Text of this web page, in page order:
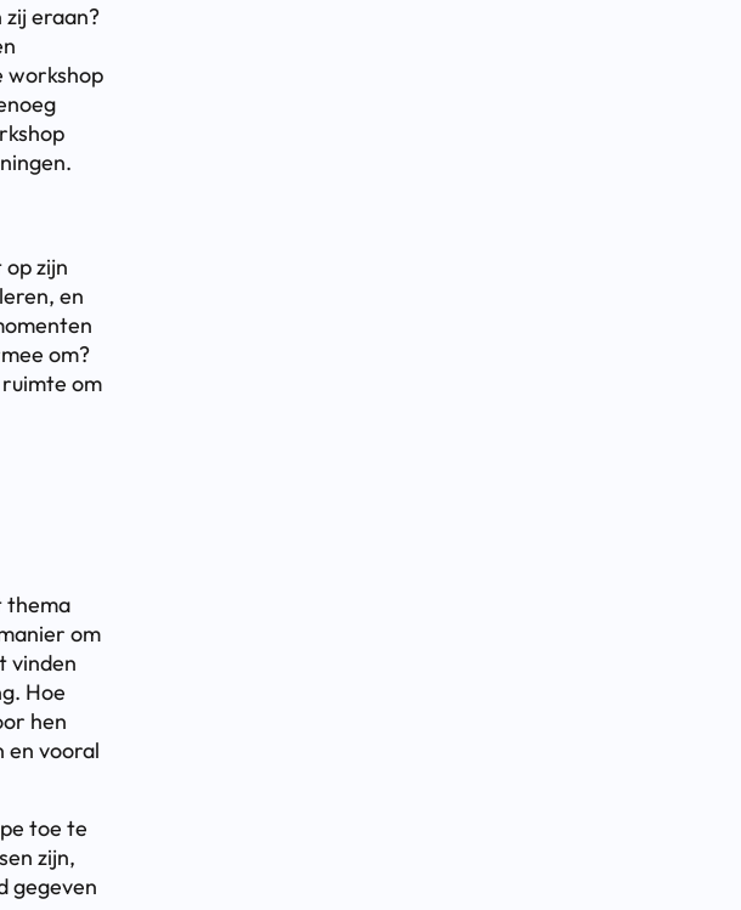
eraan?
workshop
zijn
en
om?
om
thema
om
vinden
Hoe
hen
en vooral
toe te
zijn,
gegeven